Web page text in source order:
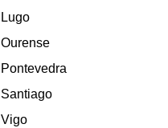
Lugo
Ourense
Pontevedra
Santiago
Vigo